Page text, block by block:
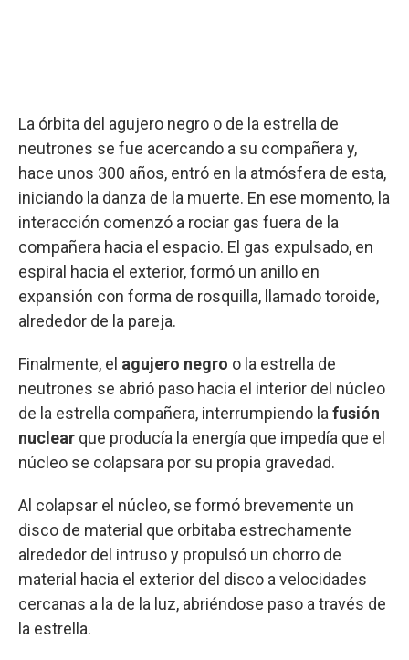
La órbita del agujero negro o de la estrella de
neutrones se fue acercando a su compañera y,
hace unos 300 años, entró en la atmósfera de esta,
iniciando la danza de la muerte. En ese momento, la
interacción comenzó a rociar gas fuera de la
compañera hacia el espacio. El gas expulsado, en
espiral hacia el exterior, formó un anillo en
expansión con forma de rosquilla, llamado toroide,
alrededor de la pareja.
Finalmente, el agujero negro o la estrella de
neutrones se abrió paso hacia el interior del núcleo
de la estrella compañera, interrumpiendo la fusión
nuclear que producía la energía que impedía que el
núcleo se colapsara por su propia gravedad.
Al colapsar el núcleo, se formó brevemente un
disco de material que orbitaba estrechamente
alrededor del intruso y propulsó un chorro de
material hacia el exterior del disco a velocidades
cercanas a la de la luz, abriéndose paso a través de
la estrella.